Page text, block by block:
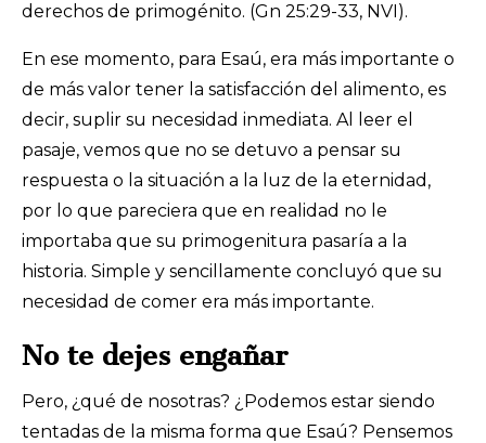
derechos de primogénito. (Gn 25:29-33, NVI).
En ese momento, para Esaú, era más importante o
de más valor tener la satisfacción del alimento, es
decir, suplir su necesidad inmediata. Al leer el
pasaje, vemos que no se detuvo a pensar su
respuesta o la situación a la luz de la eternidad,
por lo que pareciera que en realidad no le
importaba que su primogenitura pasaría a la
historia. Simple y sencillamente concluyó que su
necesidad de comer era más importante.
No te dejes engañar
Pero, ¿qué de nosotras? ¿Podemos estar siendo
tentadas de la misma forma que Esaú? Pensemos